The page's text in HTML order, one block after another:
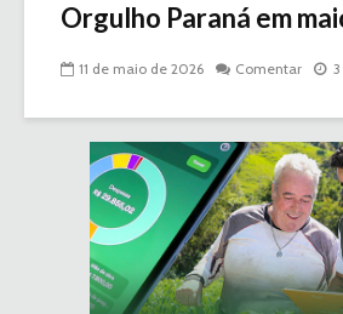
Orgulho Paraná em
11 de maio de 2026 Comentar